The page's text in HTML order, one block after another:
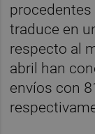
traduce en
respecto al
abril han
envíos con